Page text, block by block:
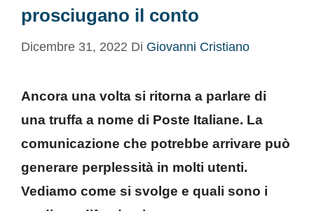
prosciugano il conto
Dicembre 31, 2022 Di Giovanni Cristiano
Ancora una volta si ritorna a parlare di
una truffa a nome di Poste Italiane. La
comunicazione che potrebbe arrivare può
generare perplessità in molti utenti.
Vediamo come si svolge e quali sono i